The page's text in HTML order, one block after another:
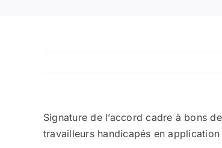
Signature de l’accord cadre à bons
travailleurs handicapés en